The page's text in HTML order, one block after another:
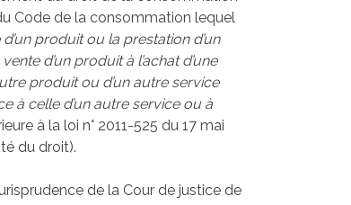
Code de la consommation lequel
produit ou la prestation d’un
d’un produit à l’achat d’une
produit ou d’un autre service
à celle d’un autre service ou à
à la loi n° 2011-525 du 17 mai
du droit).
de la Cour de justice de